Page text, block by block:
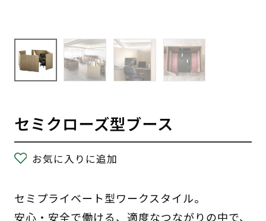
セミクローズ型ブース
お気に入りに追加
セミプライベート型ワークスタイル。
安心・安全で働ける、適度なつながりの中で、